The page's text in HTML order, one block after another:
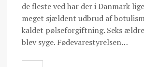
de fleste ved har der i Danmark
meget sjældent udbrud af
kaldet pølseforgiftning. Seks
blev syge. Fødevarestyrelsen…